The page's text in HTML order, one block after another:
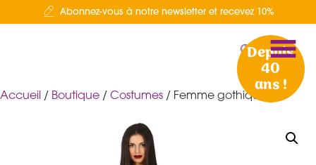
Abonnez-vous à notre newsletter et recevez 10%
Depuis
40
ans !
Accueil / Boutique / Costumes / Femme gothique L